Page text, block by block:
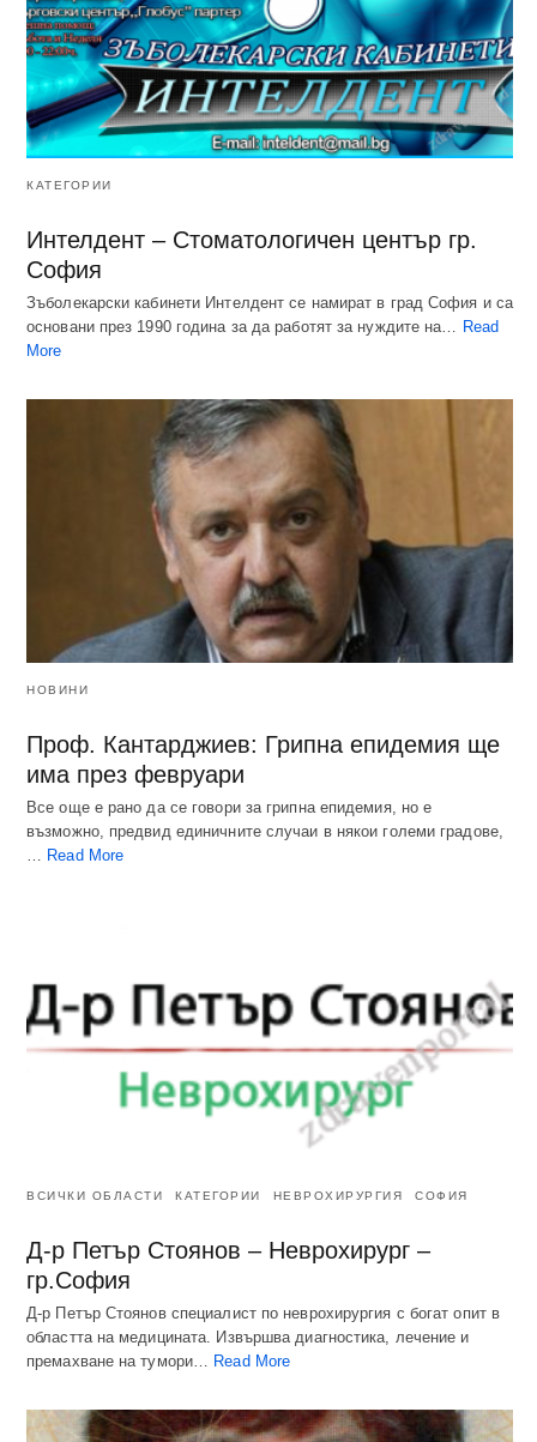
КАТЕГОРИИ
Интелдент – Стоматологичен център гр.
София
Зъболекарски кабинети Интелдент се намират в град София и са
основани през 1990 година за да работят за нуждите на… Read
More
НОВИНИ
Проф. Кантарджиев: Грипна епидемия ще
има през февруари
Все още е рано да се говори за грипна епидемия, но е
възможно, предвид единичните случаи в някои големи градове,
… Read More
ВСИЧКИ ОБЛАСТИ КАТЕГОРИИ НЕВРОХИРУРГИЯ СОФИЯ
Д-р Петър Стоянов – Неврохирург –
гр.София
Д-р Петър Стоянов специалист по неврохирургия с богат опит в
областта на медицината. Извършва диагностика, лечение и
премахване на тумори…
Read More